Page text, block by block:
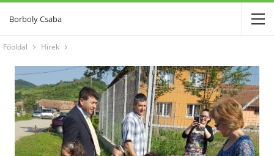
Borboly Csaba
Főoldal Hírek